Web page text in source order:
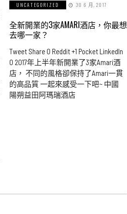
UNCATEGORIZED 30 6 月, 2017
全新開業的3家AMARI酒店，你最想
去哪一家？
Tweet Share 0 Reddit +1 Pocket LinkedIn
0 2017年上半年新開業了3家Amari酒
店， 不同的風格卻保持了Amari一貫
的高品質 一起來感受一下吧~ 中國
陽朔益田阿瑪瑞酒店